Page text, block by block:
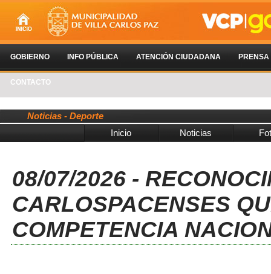
GOBIERNO INFO PÚBLICA ATENCIÓN CIUDADANA PRENSA
CONTACTO
Noticias - Deporte
Inicio
Noticias
08/07/2026 -
CARLOSPACENSES
COMPETENCIA